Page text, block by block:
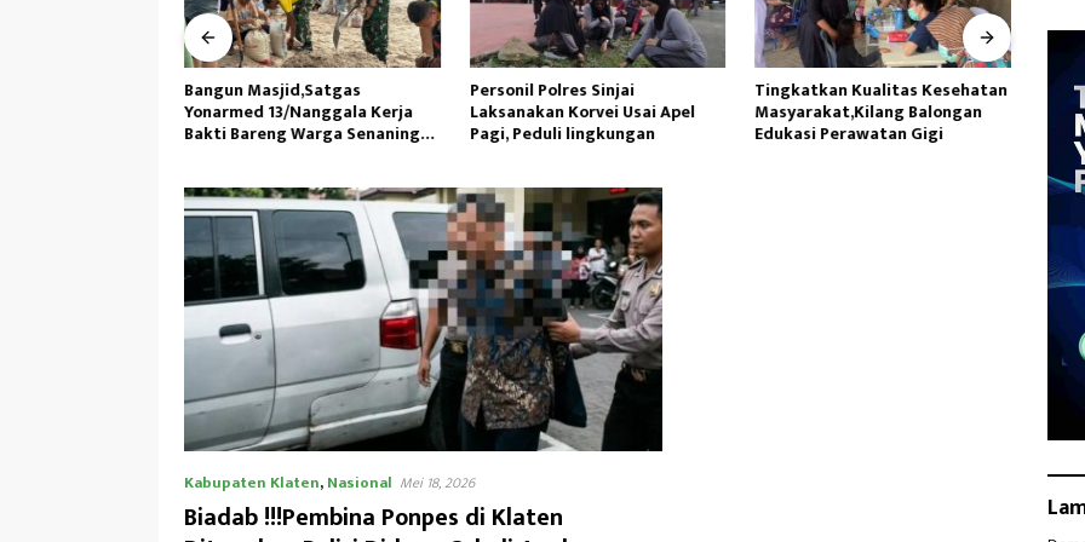
Bangun Masjid,Satgas
Yonarmed 13/Nanggala Kerja
Bakti Bareng Warga Senaning
Personil Polres Sinjai
Laksanakan Korvei Usai Apel
Pagi, Peduli lingkungan
Tingkatkan Kualitas Kesehatan
Masyarakat,Kilang Balongan
Edukasi Perawatan Gigi
Kabupaten Klaten,Nasional Mei 18, 2026
Biadab !!!Pembina Ponpes di Klaten